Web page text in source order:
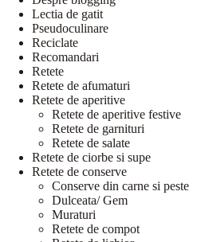
Lectia de gatit
Pseudoculinare
Reciclate
Recomandari
Retete
Retete de afumaturi
Retete de aperitive
Retete de aperitive festive
Retete de garnituri
Retete de salate
Retete de ciorbe si supe
Retete de conserve
Conserve din carne si peste
Dulceata/ Gem
Muraturi
Retete de compot